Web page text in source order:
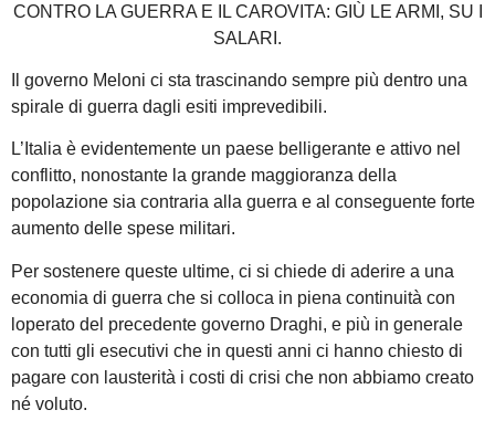
CONTRO LA GUERRA E IL CAROVITA: GIÙ LE ARMI, SU I
SALARI.
Il governo Meloni ci sta trascinando sempre più dentro una
spirale di guerra dagli esiti imprevedibili.
L’Italia è evidentemente un paese belligerante e attivo nel
conflitto, nonostante la grande maggioranza della
popolazione sia contraria alla guerra e al conseguente forte
aumento delle spese militari.
Per sostenere queste ultime, ci si chiede di aderire a una
economia di guerra che si colloca in piena continuità con
loperato del precedente governo Draghi, e più in generale
con tutti gli esecutivi che in questi anni ci hanno chiesto di
pagare con lausterità i costi di crisi che non abbiamo creato
né voluto.